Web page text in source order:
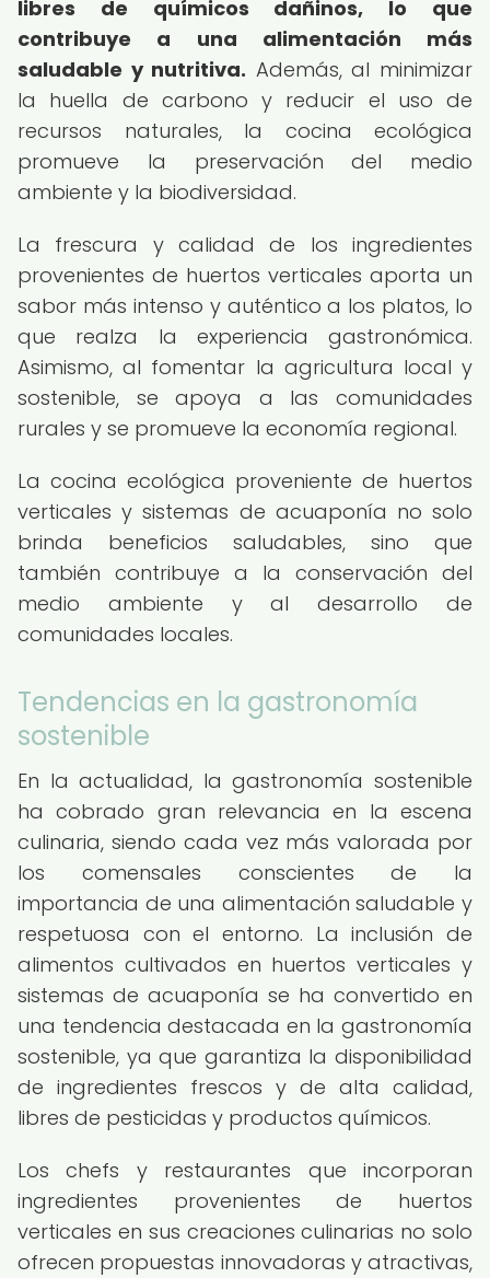
libres de químicos dañinos, lo que
contribuye a una alimentación más
saludable y nutritiva. Además, al minimizar
la huella de carbono y reducir el uso de
recursos naturales, la cocina ecológica
promueve la preservación del medio
ambiente y la biodiversidad.
La frescura y calidad de los ingredientes
provenientes de huertos verticales aporta un
sabor más intenso y auténtico a los platos, lo
que realza la experiencia gastronómica.
Asimismo, al fomentar la agricultura local y
sostenible, se apoya a las comunidades
rurales y se promueve la economía regional.
La cocina ecológica proveniente de huertos
verticales y sistemas de acuaponía no solo
brinda beneficios saludables, sino que
también contribuye a la conservación del
medio ambiente y al desarrollo de
comunidades locales.
Tendencias en la gastronomía
sostenible
En la actualidad, la gastronomía sostenible
ha cobrado gran relevancia en la escena
culinaria, siendo cada vez más valorada por
los comensales conscientes de la
importancia de una alimentación saludable y
respetuosa con el entorno. La inclusión de
alimentos cultivados en huertos verticales y
sistemas de acuaponía se ha convertido en
una tendencia destacada en la gastronomía
sostenible, ya que garantiza la disponibilidad
de ingredientes frescos y de alta calidad,
libres de pesticidas y productos químicos.
Los chefs y restaurantes que incorporan
ingredientes provenientes de huertos
verticales en sus creaciones culinarias no solo
ofrecen propuestas innovadoras y atractivas,